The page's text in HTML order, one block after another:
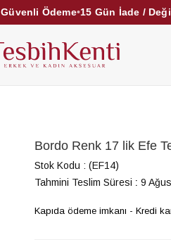
Güvenli Ödeme•15 Gün İade /
KUKA TESBİHLER
Bordo Renk 17 lik Efe
Stok Kodu
(EF14)
Tahmini Teslim Süresi : 9
Kapıda ödeme imkanı - Kredi